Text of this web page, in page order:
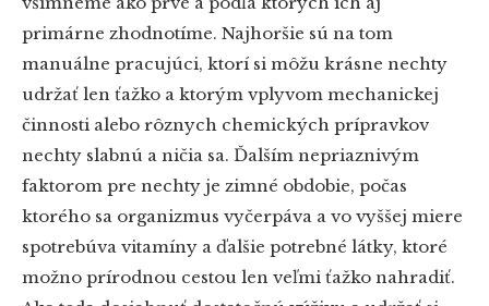
primárne zhodnotíme. Najhoršie sú na tom
manuálne pracujúci, ktorí si môžu krásne nechty
udržať len ťažko a ktorým vplyvom mechanickej
činnosti alebo rôznych chemických prípravkov
nechty slabnú a ničia sa. Ďalším nepriaznivým
faktorom pre nechty je zimné obdobie, počas
ktorého sa organizmus vyčerpáva a vo vyššej miere
spotrebúva vitamíny a ďalšie potrebné látky, ktoré
možno prírodnou cestou len veľmi ťažko nahradiť.